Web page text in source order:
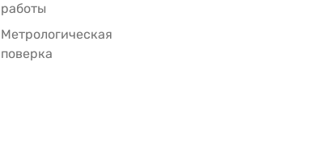
работы
Метрологическая
поверка